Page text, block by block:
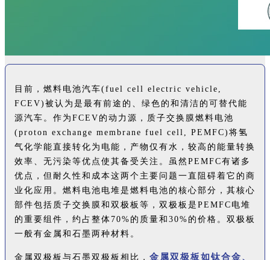
目前，燃料电池汽车(fuel cell electric vehicle,
FCEV)被认为是最有前途的、绿色的和清洁的可替代能
源汽车。作为FCEV的动力源，质子交换膜燃料电池
(proton exchange membrane fuel cell, PEMFC)将氢
气化学能直接转化为电能，产物仅有水，较高的能量转换
效率、无污染等优点使其备受关注。虽然PEMFC有诸多
优点，但耐久性和成本这两个主要问题一直阻碍着它的商
业化应用。燃料电池电堆是燃料电池的核心部分，其核心
部件包括质子交换膜和双极板等，双极板是PEMFC电堆
的重要组件，约占整体70%的质量和30%的价格。双极板
一般有金属和石墨两种材料。
金属双极板与石墨双极板相比， 金属双极板如钛合金、